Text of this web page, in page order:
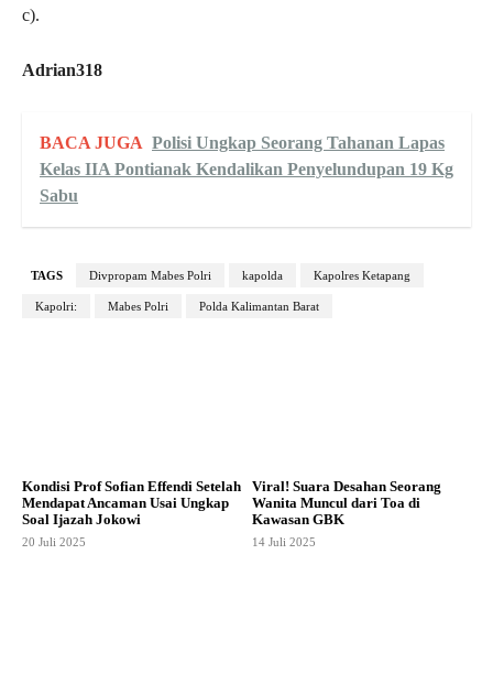
c).
Adrian318
BACA JUGA Polisi Ungkap Seorang Tahanan Lapas
Kelas IIA Pontianak Kendalikan Penyelundupan 19 Kg
Sabu
TAGS Divpropam Mabes Polri kapolda Kapolres Ketapang
Kapolri: Mabes Polri Polda Kalimantan Barat
Kondisi Prof Sofian Effendi Setelah
Mendapat Ancaman Usai Ungkap
Soal Ijazah Jokowi
20 Juli 2025
Viral! Suara Desahan Seorang
Wanita Muncul dari Toa di
Kawasan GBK
14 Juli 2025